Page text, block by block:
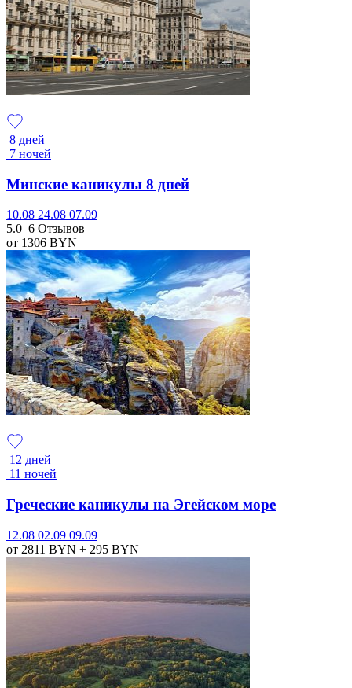
8 дней
7 ночей
Минские каникулы 8 дней
10.08 24.08 07.09
5.0 6 Отзывов
от 1306 BYN
12 дней
11 ночей
Греческие каникулы на Эгейском море
12.08 02.09 09.09
от 2811 BYN + 295 BYN